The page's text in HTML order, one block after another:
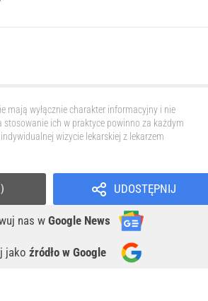
mają wyłącznie charakter informacyjny i nie
stosowanie ich w praktyce powinno za każdym
wizycie lekarskiej z lekarzem
UDOSTĘPNIJ
nas w Google News
jako źródło w Google